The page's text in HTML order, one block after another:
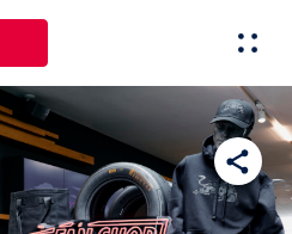
Erlebnisse Seiten